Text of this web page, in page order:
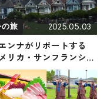
の旅 2025.05.03
ンナがリポートする
メリカ・サンフランシス
旅！おすすめ観光スポ
グルメを紹介 2025年5
放送